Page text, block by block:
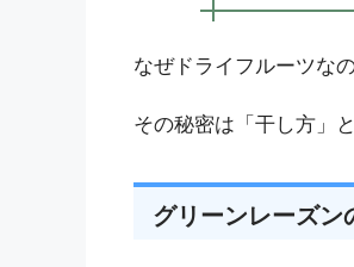
なぜドライフルーツな
その秘密は「干し方」
グリーンレーズン